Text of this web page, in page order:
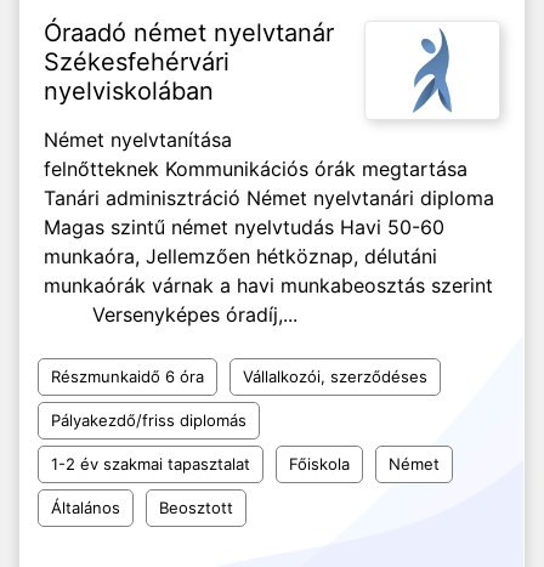
Óraadó német nyelvtanár
Székesfehérvári
nyelviskolában
Német nyelvtanítása
felnőtteknek Kommunikációs órák megtartása
Tanári adminisztráció Német nyelvtanári diploma
Magas szintű német nyelvtudás Havi 50-60
munkaóra, Jellemzően hétköznap, délutáni
munkaórák várnak a havi munkabeosztás szerint
Versenyképes óradíj,...
Részmunkaidő 6 óra Vállalkozói, szerződéses
Pályakezdő/friss diplomás
1-2 év szakmai tapasztalat Főiskola Német
Általános Beosztott